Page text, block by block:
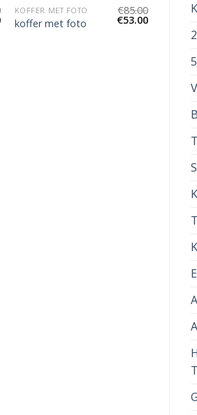
KOFFER MET FOTO
koffer met foto
€85.00
€53.00